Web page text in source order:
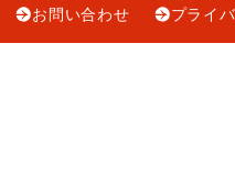
お問い合わせ
プライ